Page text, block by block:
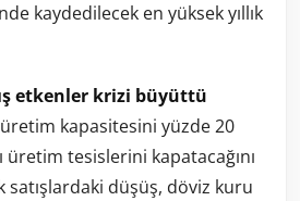
kaydedilecek en yüksek yıllık
etkenler krizi büyüttü
kapasitesini yüzde 20
üretim tesislerini kapatacağını
düşüş, döviz kuru